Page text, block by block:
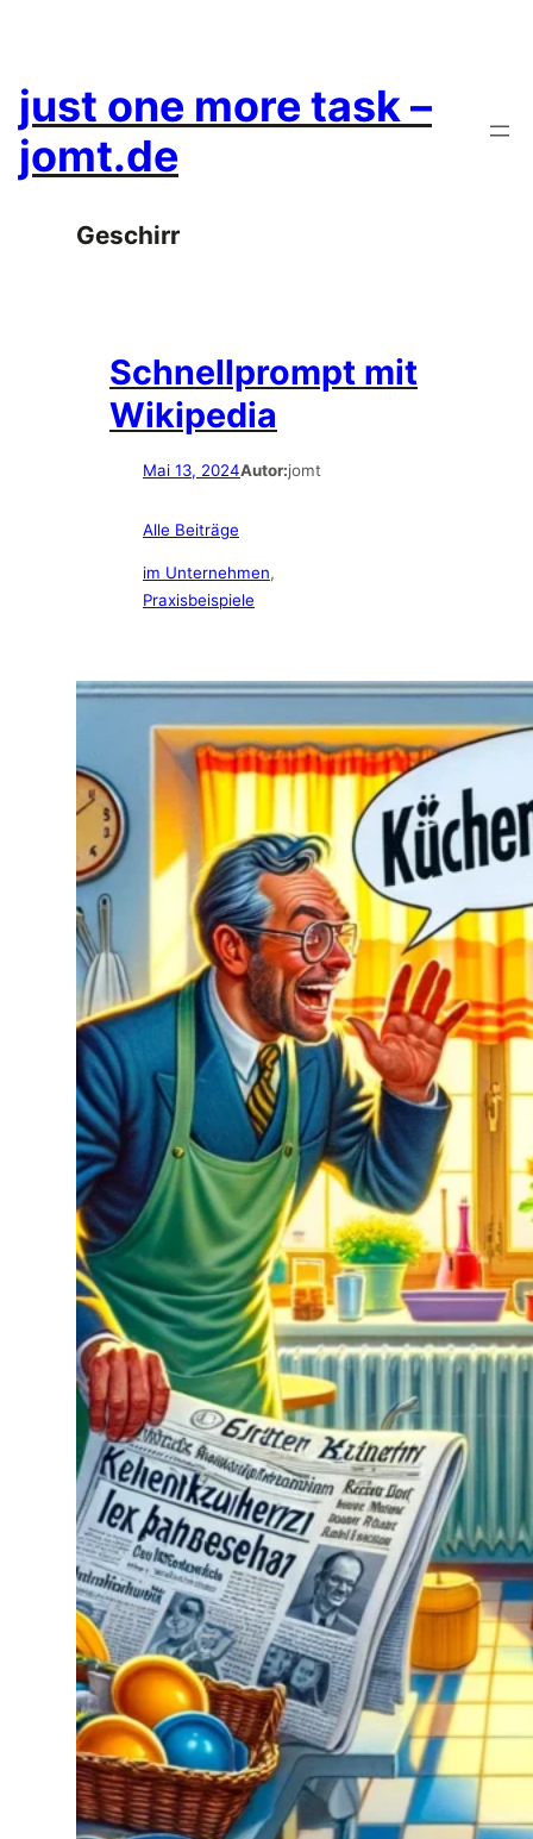
just one more task –
jomt.de
Geschirr
Schnellprompt mit
Wikipedia
Mai 13, 2024Autor:jomt
Alle Beiträge
im Unternehmen
Praxisbeispiele